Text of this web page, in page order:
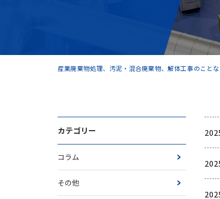
産業廃棄物処理、汚泥・混合廃棄物、解体工事のこと
カテゴリー
コラム
その他